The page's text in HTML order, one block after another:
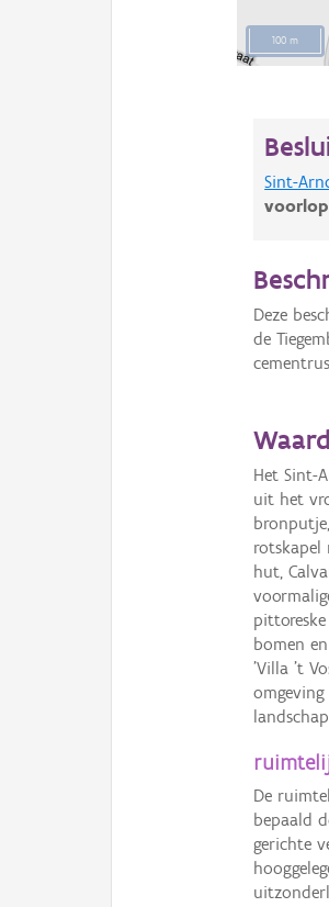
100 m
Sint-
Deze
de
Het Sint-
uit het
rotskapel
hut,
bomen
'Villa 't
De
bepaald
gerichte